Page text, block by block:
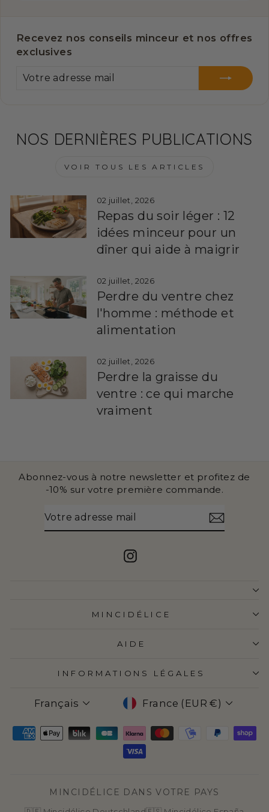
Recevez nos conseils minceur et nos offres
exclusives
ADRESSE
NOS DERNIÈRES PUBLICATIONS
VOIR TOUS LES ARTICLES
02 juillet, 2026
Repas du soir léger : 12
idées minceur pour un
dîner qui aide à maigrir
02 juillet, 2026
Perdre du ventre chez
l'homme : méthode et
alimentation
02 juillet, 2026
Perdre la graisse du
ventre : ce qui marche
vraiment
Abonnez-vous à notre newsletter et profitez de
-10% sur votre première commande.
ADRESSE
Instagram
MINCIDÉLICE
AIDE
INFORMATIONS LÉGALES
LANGUE
Français DEVISE
France (EUR €)
MINCIDÉLICE DANS VOTRE PAYS